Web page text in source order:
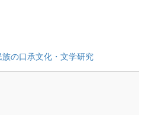
の口承文化・文学研究